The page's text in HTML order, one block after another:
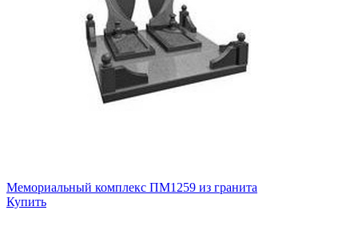
Мемориальный комплекс ПМ1259 из гранита
Купить